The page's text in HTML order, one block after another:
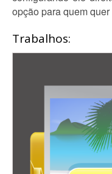
opção para quem
Trabalhos: